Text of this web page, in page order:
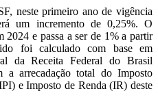
neste primeiro ano de vigência
um incremento de 0,25%. O
2024 e passa a ser de 1% a partir
foi calculado com base em
da Receita Federal do Brasil
a arrecadação total do Imposto
e Imposto de Renda (IR) deste